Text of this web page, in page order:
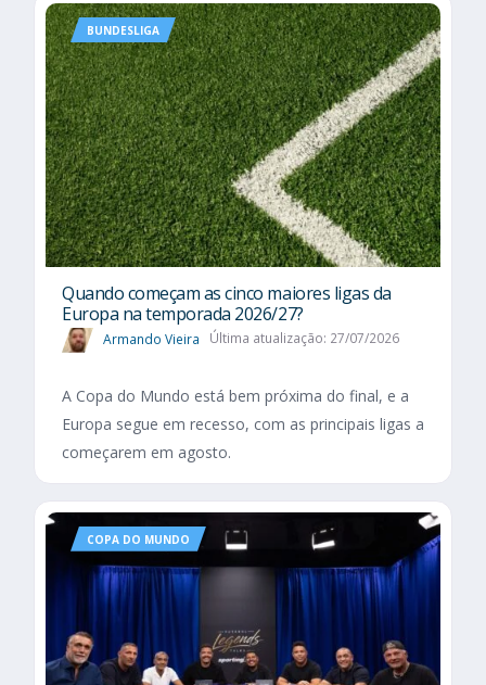
BUNDESLIGA
Quando começam as cinco maiores ligas da
Europa na temporada 2026/27?
Armando Vieira Última atualização: 27/07/2026
A Copa do Mundo está bem próxima do final, e a
Europa segue em recesso, com as principais ligas a
começarem em agosto.
COPA DO MUNDO